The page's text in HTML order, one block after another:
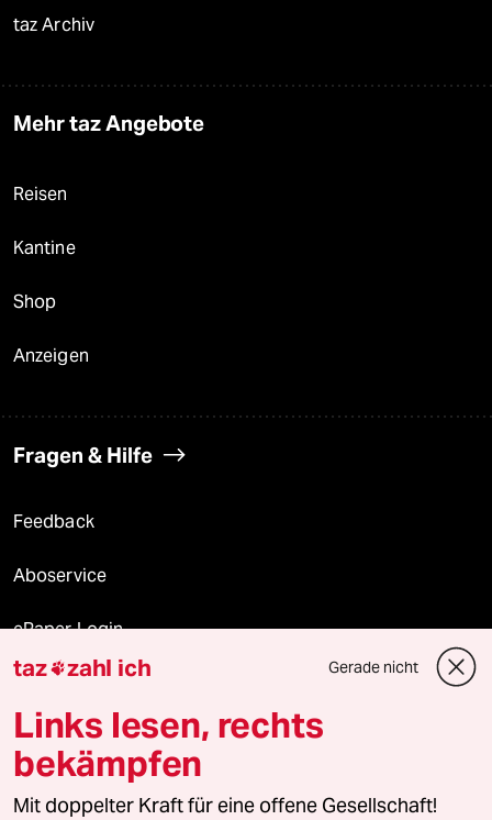
taz Archiv
Mehr taz Angebote
Reisen
Kantine
Shop
Anzeigen
Fragen & Hilfe
Feedback
Aboservice
ePaper Login
Downloads für Abonnierende
© 2026 taz Verlags und Vertriebs GmbH
Alle Rechte vorbehalten. Bei rechtlichen Fragen oder für Genehmigungen
taz zahl ich Gerade nicht
Links lesen, rechts
bekämpfen
Mit doppelter Kraft für eine offene Gesellschaft!